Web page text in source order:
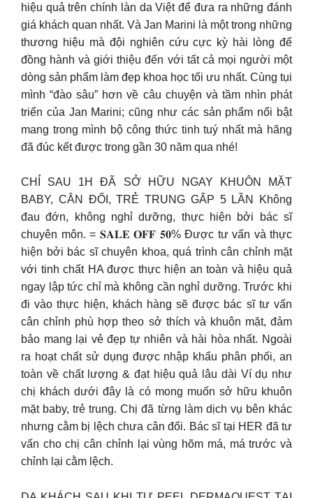
hiệu quả trên chính làn da Việt để đưa ra những đánh
giá khách quan nhất. Và Jan Marini là một trong những
thương hiệu mà đội nghiên cứu cực kỳ hài lòng để
đồng hành và giới thiệu đến với tất cả mọi người một
dòng sản phẩm làm đẹp khoa học tối ưu nhất. Cùng tụi
mình “đào sâu” hơn về câu chuyện và tầm nhìn phát
triển của Jan Marini; cũng như các sản phẩm nổi bật
mang trong mình bộ công thức tinh tuý nhất mà hãng
đã đúc kết được trong gần 30 năm qua nhé!
CHỈ SAU 1H ĐÃ SỞ HỮU NGAY KHUÔN MẶT
BABY, CÂN ĐỐI, TRẺ TRUNG GẤP 5 LẦN Không
đau đớn, không nghỉ dưỡng, thực hiện bởi bác sĩ
chuyên môn. = 𝐒𝐀𝐋𝐄 𝐎𝐅𝐅 𝟓𝟎% Được tư vấn và thực
hiện bởi bác sĩ chuyên khoa, quá trình cân chỉnh mặt
với tinh chất HA được thực hiện an toàn và hiệu quả
ngay lập tức chỉ mà không cần nghỉ dưỡng. Trước khi
đi vào thực hiện, khách hàng sẽ được bác sĩ tư vấn
cân chỉnh phù hợp theo sở thích và khuôn mặt, đảm
bảo mang lại vẻ đẹp tự nhiên và hài hòa nhất. Ngoài
ra hoạt chất sử dụng được nhập khẩu phân phối, an
toàn về chất lượng & đạt hiệu quả lâu dài Ví dụ như
chị khách dưới đây là có mong muốn sở hữu khuôn
mặt baby, trẻ trung. Chị đã từng làm dịch vụ bên khác
nhưng cằm bị lệch chưa cân đối. Bác sĩ tại HER đã tư
vấn cho chị cân chỉnh lại vùng hõm má, má trước và
chỉnh lại cằm lệch.